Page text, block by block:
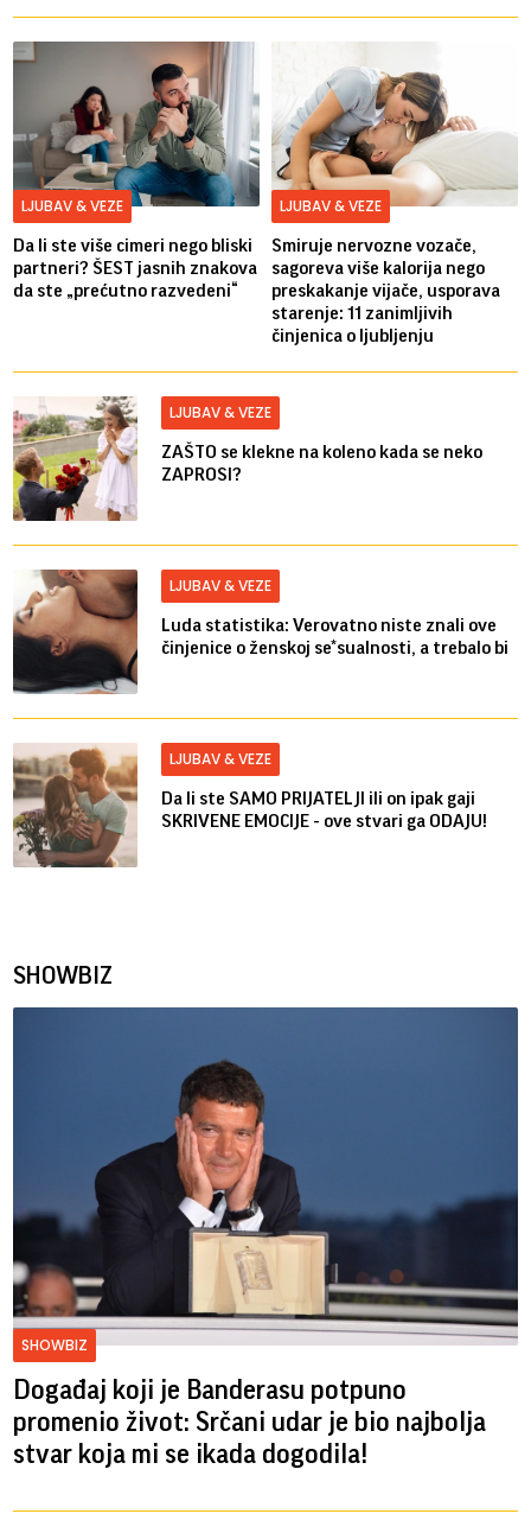
LJUBAV & VEZE
Da li ste više cimeri nego bliski
partneri? ŠEST jasnih znakova
da ste „prećutno razvedeni“
LJUBAV & VEZE
Smiruje nervozne vozače,
sagoreva više kalorija nego
preskakanje vijače, usporava
starenje: 11 zanimljivih
činjenica o ljubljenju
LJUBAV & VEZE
ZAŠTO se klekne na koleno kada se neko
ZAPROSI?
LJUBAV & VEZE
Luda statistika: Verovatno niste znali ove
činjenice o ženskoj se*sualnosti, a trebalo bi
LJUBAV & VEZE
Da li ste SAMO PRIJATELJI ili on ipak gaji
SKRIVENE EMOCIJE - ove stvari ga ODAJU!
SHOWBIZ
SHOWBIZ
Događaj koji je Banderasu potpuno
promenio život: Srčani udar je bio najbolja
stvar koja mi se ikada dogodila!